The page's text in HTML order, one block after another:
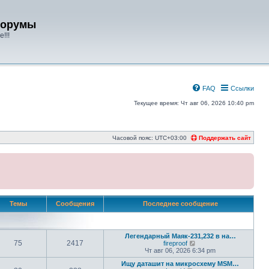
Ссылки
FAQ
Текущее время: Чт авг 06, 2026 10:40 pm
Поддержать сайт
Часовой пояс: UTC+03:00
Темы Сообщения Последнее сообщение
75 2417
Легендарный Маяк-231,232 в на…
fireproof
е
р
е
Чт авг 06, 2026 6:34 pm
Ищу даташит на микросхему MSM…